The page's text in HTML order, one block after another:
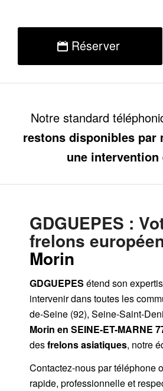
Réserver
Notre standard
restons disponibles par
une
GDGUEPES :
frelons
Morin
GDGUEPES étend son
intervenir dans toutes les
de-Seine (92), Seine-Saint-
Morin en SEINE-ET-MARNE
desfrelons asiatiques, notre
Contactez-nous partéléphone
rapide, professionnelle et